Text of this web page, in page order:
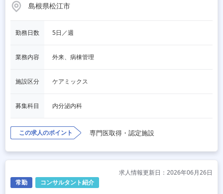
島根県松江市
勤務日数 5日／週
業務内容 外来、病棟管理
施設区分 ケアミックス
募集科目 内分泌内科
この求人のポイント 専門医取得・認定施設
常勤 コンサルタント紹介
求人情報更新日：2026年06月26日